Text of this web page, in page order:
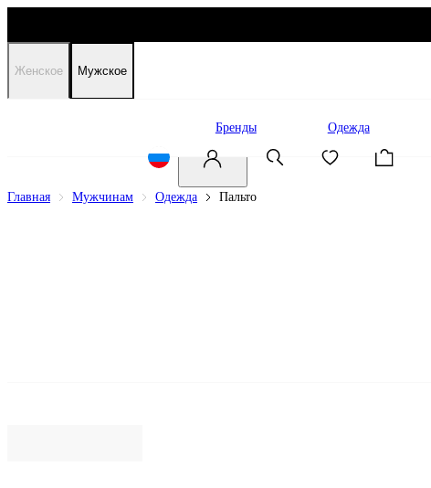
Женское Мужское
Бренды Одежда
Главная Мужчинам Одежда Пальто